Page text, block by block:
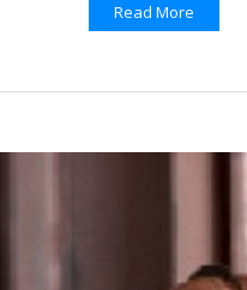
Read More